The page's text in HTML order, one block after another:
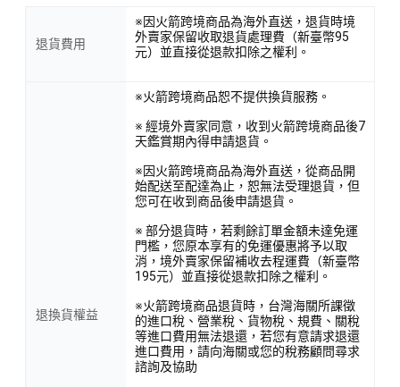
退貨費用
※因火箭跨境商品為海外直送，退貨時境
外賣家保留收取退貨處理費（新臺幣95
元）並直接從退款扣除之權利。
退換貨權益
※火箭跨境商品恕不提供換貨服務。
※ 經境外賣家同意，收到火箭跨境商品後7
天鑑賞期內得申請退貨。
※因火箭跨境商品為海外直送，從商品開
始配送至配達為止，恕無法受理退貨，但
您可在收到商品後申請退貨。
※ 部分退貨時，若剩餘訂單金額未達免運
門檻，您原本享有的免運優惠將予以取
消，境外賣家保留補收去程運費（新臺幣
195元）並直接從退款扣除之權利。
※火箭跨境商品退貨時，台灣海關所課徵
的進口稅、營業稅、貨物稅、規費、關稅
等進口費用無法退還，若您有意請求退還
進口費用，請向海關或您的稅務顧問尋求
諮詢及協助